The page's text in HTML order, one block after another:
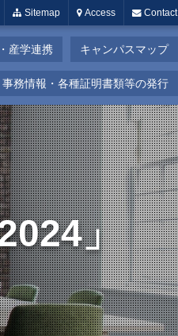
Sitemap Access Contact
産学連携 キャンパスマップ
事務情報・各種証明書類等の発行
」